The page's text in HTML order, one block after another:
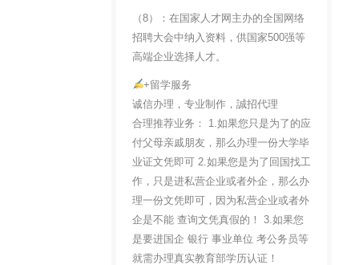
（8）：在国家人才网主办的全国网络
招聘大会中纳入资料，供国家500强等
高端企业选择人才。
+留学服务
诚信办理，专业制作，誠招代理
合理推荐业务： 1.如果您只是为了的应
付父母亲戚朋友，那么办理一份大学毕
业证文凭即可 2.如果您是为了回国找工
作，只是进私营企业或者外企，那么办
理一份文凭即可，因为私营企业或者外
企是不能 查询文凭真假的！ 3.如果您
是要进国企 银行 事业单位 考公务员等
就需办理真实教育部学历认证！